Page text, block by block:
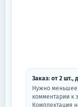
Заказ: от 2 шт.,
Нужно меньшее
комментарии к
Комплектация